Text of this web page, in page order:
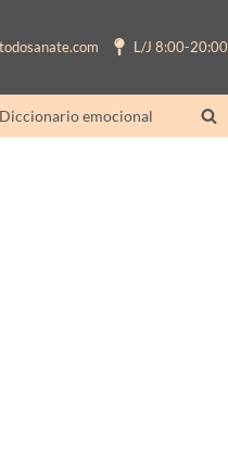
L/J 8:00-20:00
Diccionario emocional